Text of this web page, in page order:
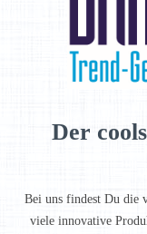
Der
Bei uns findest Du die
viele innovative